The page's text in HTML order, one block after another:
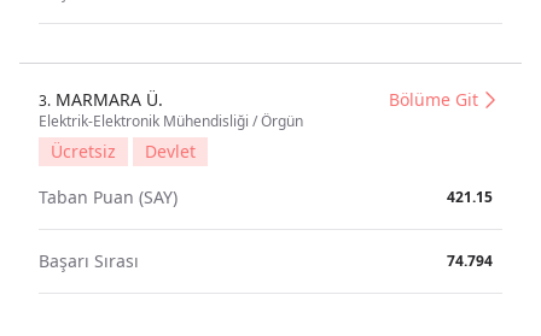
3. MARMARA Ü.
Elektrik-Elektronik Mühendisliği / Örgün
Bölüme Git
Ücretsiz
Devlet
Taban Puan (SAY)
421.15
Başarı Sırası 74.794